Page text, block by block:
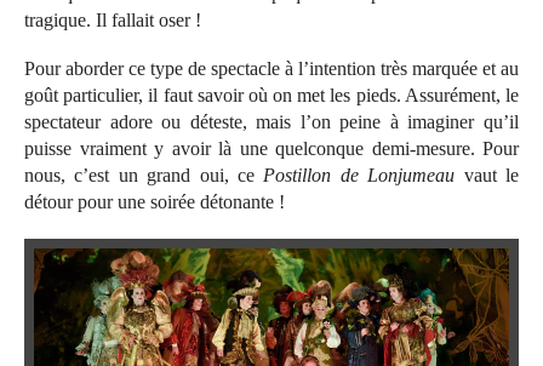
tragique. Il fallait oser !
Pour aborder ce type de spectacle à l’intention très marquée et au
goût particulier, il faut savoir où on met les pieds. Assurément, le
spectateur adore ou déteste, mais l’on peine à imaginer qu’il
puisse vraiment y avoir là une quelconque demi-mesure. Pour
nous, c’est un grand oui, cePostillon de Lonjumeau vaut le
détour pour une soirée détonante !